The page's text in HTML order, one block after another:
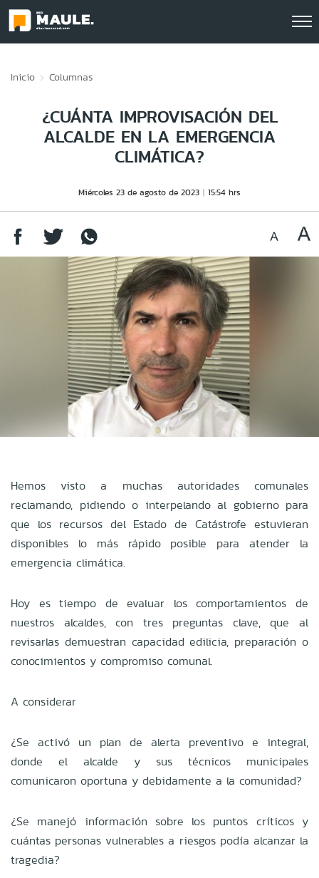
Inicio Columnas
¿CUÁNTA IMPROVISACIÓN DEL
ALCALDE EN LA EMERGENCIA
CLIMÁTICA?
Miércoles 23 de agosto de 2023 15:54 hrs
Hemos visto a muchas autoridades comunales
reclamando, pidiendo o interpelando al gobierno para
que los recursos del Estado de Catástrofe estuvieran
disponibles lo más rápido posible para atender la
emergencia climática.
Hoy es tiempo de evaluar los comportamientos de
nuestros alcaldes, con tres preguntas clave, que al
revisarlas demuestran capacidad edilicia, preparación o
conocimientos y compromiso comunal.
A considerar
¿Se activó un plan de alerta preventivo e integral,
donde el alcalde y sus técnicos municipales
comunicaron oportuna y debidamente a la comunidad?
¿Se manejó información sobre los puntos críticos y
cuántas personas vulnerables a riesgos podía alcanzar la
tragedia?